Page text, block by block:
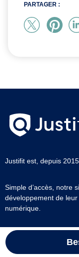
PARTAGER :
Justifit est, depuis
Simple d’accès, notre
développement de
numérique.
[email protected]